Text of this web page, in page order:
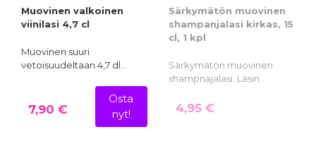
Muovinen valkoinen
viinilasi 4,7 cl
Muovinen suuri
vetoisuudeltaan 4,7 dl…
7,90 €
Osta
nyt!
Särkymätön muovinen
shampanjalasi kirkas, 15
cl, 1 kpl
Särkymätön muovinen
shampnajalasi. Lasin…
4,95 €